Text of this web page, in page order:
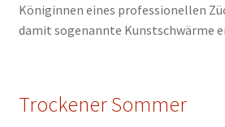
Königinnen eines professionellen
damit sogenannte Kunstschwärme
Trockener Sommer